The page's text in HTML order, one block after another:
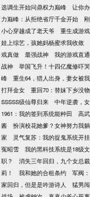
选调生开始问鼎权力巅峰
让你
力巅峰：从拒绝省厅千金开始
小心穿越成了老天爷
重生成游
娃上综艺，孩她妈杨蜜求我收敛
戏真做
最强战神 我的游戏直
战神
举国飞升！十四亿魔修吓
峰
重生64，猎人出身，妻女被
打拜金女
重回70：替妹下乡没
SSSSS级仙尊归来
中年逆袭，
1961：我的签到系统能种田
高
酱
扮演校花她爹？女神努力我躺
家
灵气复苏：我的捉鬼系统开
冤昭雪
我的黑科技系统是18级
职？
消失三年回归，九个女总
莉！
我和她的合租条约 军阀
家回归，但是是吟游诗人
猛男